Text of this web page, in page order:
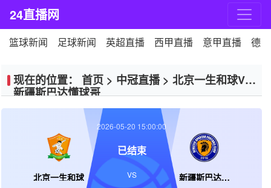
24直播网
篮球新闻 足球新闻 英超直播 西甲直播 意甲直播 德
现在的位置： 首页 > 中冠直播> 北京一生和球VS
新疆斯巴达懂球哥
北京一生和球 新疆斯巴达懂球哥
2026-05-20 15:00:00
已结束
VS